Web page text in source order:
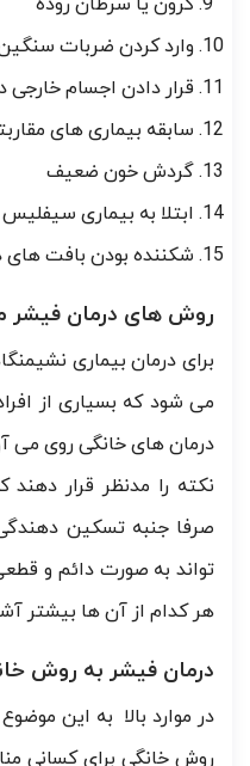
وارد کردن ضربات
قرار دادن اجسام خارجی
سابقه بیماری های
گردش خون ضعیف
ابتلا به بیماری
شکننده بودن بافت های
روش های درمان فیشر
برای درمان بیماری
می شود که بسیاری از
درمان های خانگی روی می
نکته را مدنظر قرار
صرفا جنبه تسکین
تواند به صورت دائم و
هر کدام از آن ها بیشتر
درمان فیشر به روش
در موارد بالا به این
روش خانگی برای کسانی